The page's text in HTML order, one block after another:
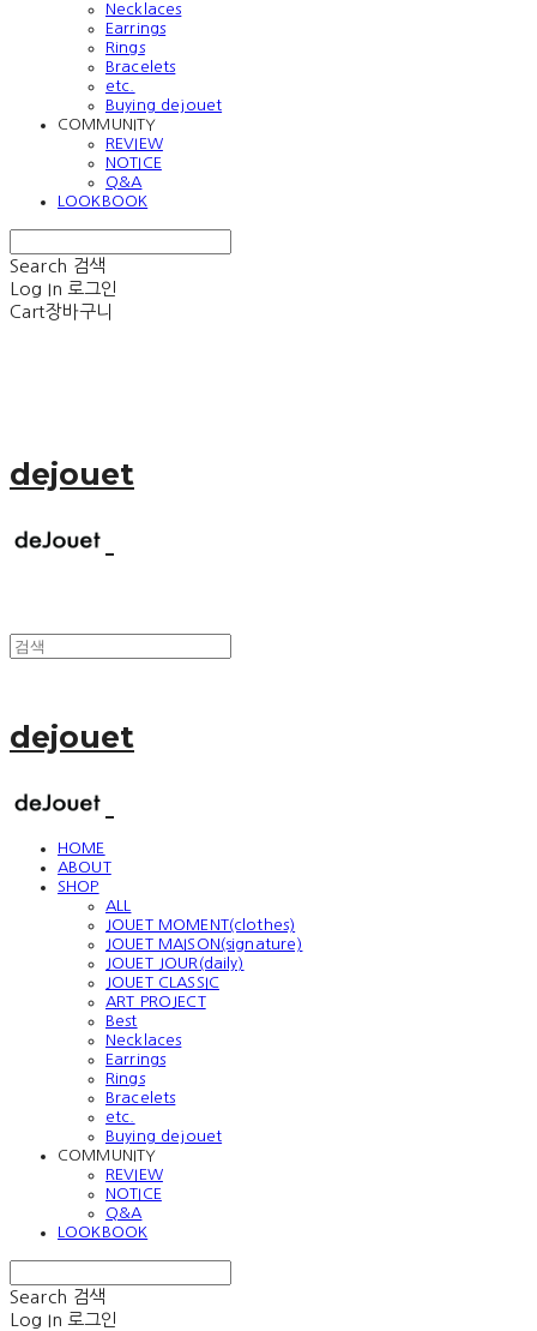
Necklaces
Earrings
Rings
Bracelets
etc.
Buying dejouet
COMMUNITY
REVIEW
NOTICE
Q&A
LOOKBOOK
Search 검색
Log In 로그인
Cart장바구니
dejouet
dejouet
HOME
ABOUT
SHOP
ALL
JOUET MOMENT(clothes)
JOUET MAISON(signature)
JOUET JOUR(daily)
JOUET CLASSIC
ART PROJECT
Best
Necklaces
Earrings
Rings
Bracelets
etc.
Buying dejouet
COMMUNITY
REVIEW
NOTICE
Q&A
LOOKBOOK
Search 검색
Log In 로그인